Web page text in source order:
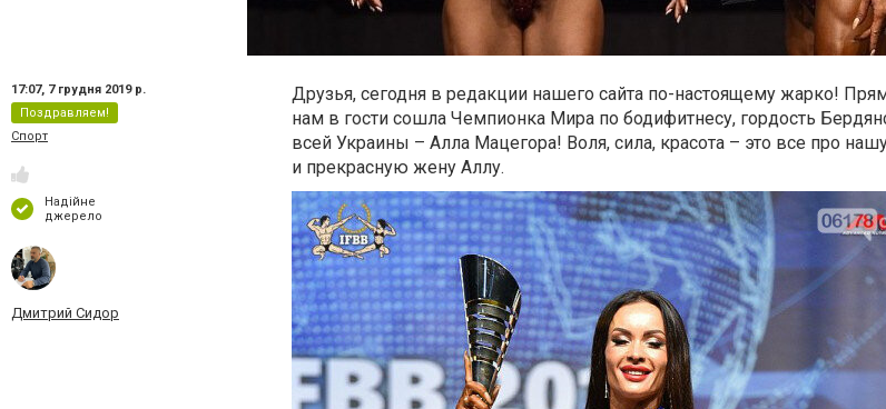
17:07, 7 грудня 2019 р.
Поздравляем!
Спорт
Надійне
джерело
Дмитрий Сидор
Друзья, сегодня в редакции нашего сайта по-настоящему жарко!
нам в гости сошла Чемпионка Мира по бодифитнесу, гордость
всей Украины – Алла Мацегора! Воля, сила, красота – это все про
и прекрасную жену Аллу.